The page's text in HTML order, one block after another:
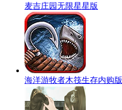
麦吉庄园无限星星版
海洋游牧者木筏生存内购版